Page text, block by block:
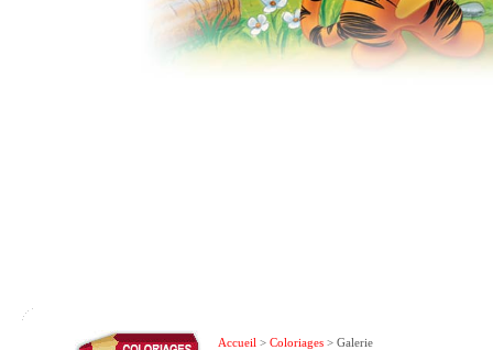
Accueil > Coloriages > Galerie